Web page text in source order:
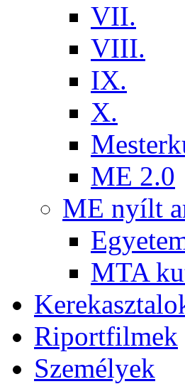
VII.
VIII.
IX.
X.
ME 2.0
ME nyílt
MTA
Riportfilmek
Személyek